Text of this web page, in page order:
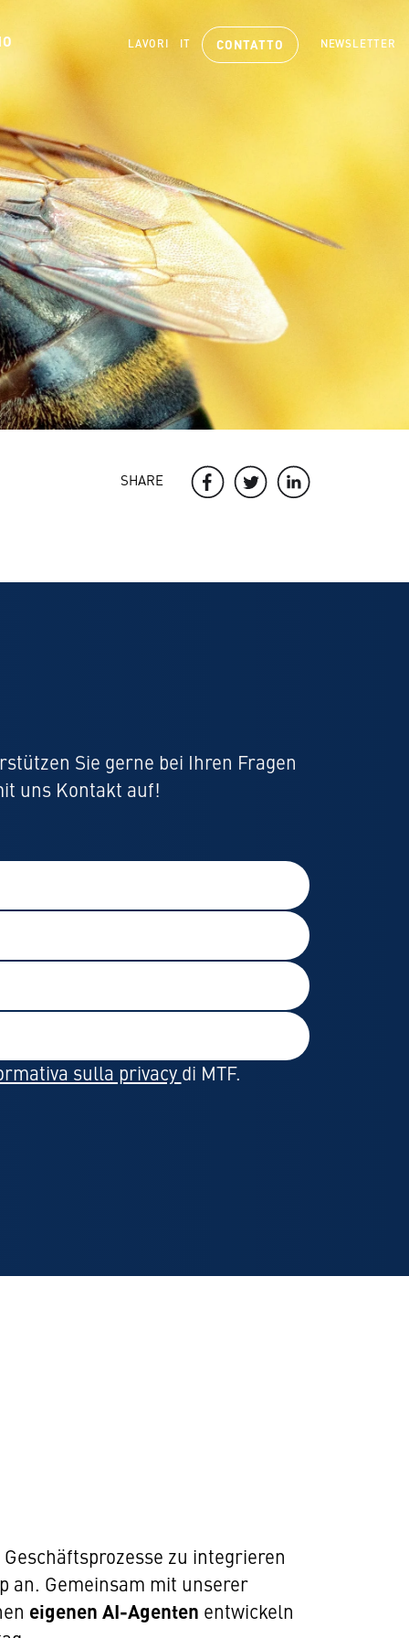
LAVORI IT CONTATTO NEWSLETTER
SHARE
Sie gerne bei Ihren Fragen
uns Kontakt auf!
sulla privacy di MTF.
zu integrieren
an. Gemeinsam mit unserer
eigenen AI-Agenten entwickeln